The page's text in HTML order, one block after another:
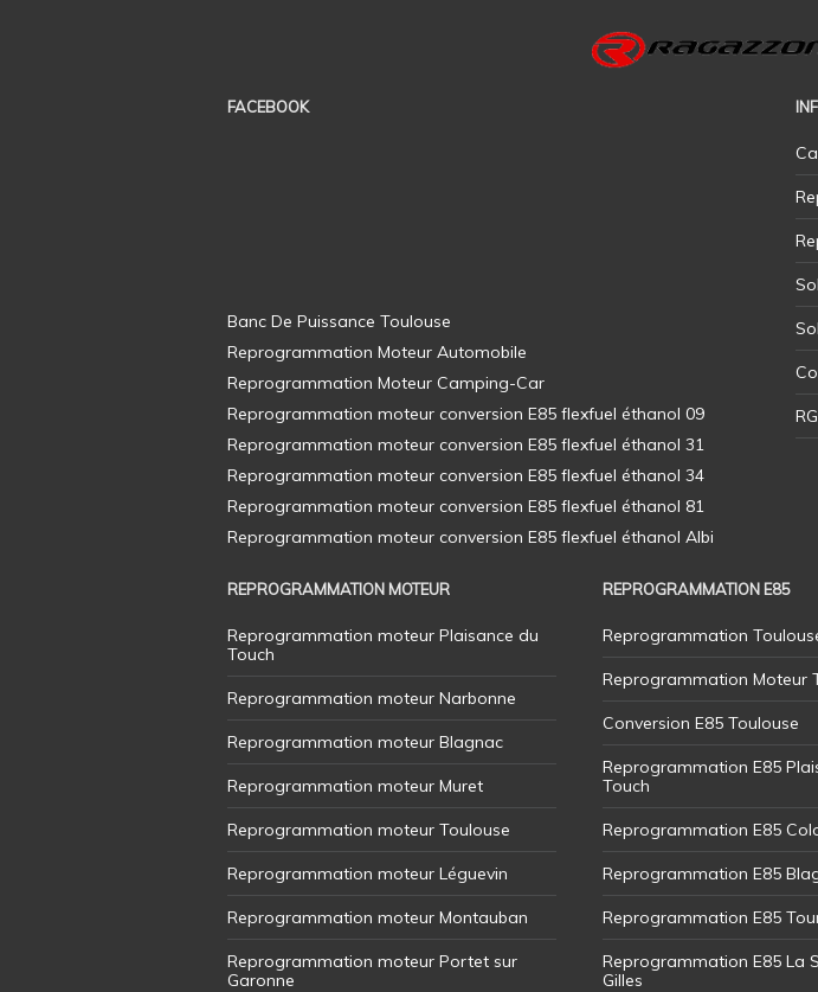
FACEBOOK
REPROGRAMMATION MOTEUR
Reprogrammation moteur Plaisance du
Touch
Reprogrammation moteur Narbonne
Reprogrammation moteur Blagnac
Reprogrammation moteur Muret
Reprogrammation moteur Toulouse
Reprogrammation moteur Léguevin
Reprogrammation moteur Montauban
Reprogrammation moteur Portet sur
Garonne
REPROGRAMMATION E85
Reprogrammation
Reprogrammation Moteur
Conversion E85 Toulouse
Reprogrammation E85
Touch
Reprogrammation E85
Reprogrammation E85
Reprogrammation E85
Reprogrammation E85 La
Gilles
Banc De Puissance Toulouse
Reprogrammation Moteur Automobile
Reprogrammation Moteur Camping-Car
Reprogrammation moteur conversion E85 flexfuel éthanol 09
Reprogrammation moteur conversion E85 flexfuel éthanol 31
Reprogrammation moteur conversion E85 flexfuel éthanol 34
Reprogrammation moteur conversion E85 flexfuel éthanol 81
Reprogrammation moteur conversion E85 flexfuel éthanol Albi